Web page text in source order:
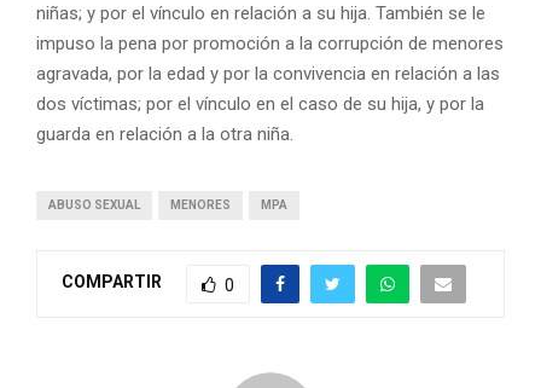
niñas; y por el vínculo en relación a su hija. También se le
impuso la pena por promoción a la corrupción de menores
agravada, por la edad y por la convivencia en relación a las
dos víctimas; por el vínculo en el caso de su hija, y por la
guarda en relación a la otra niña.
ABUSO SEXUAL MENORES MPA
COMPARTIR 0